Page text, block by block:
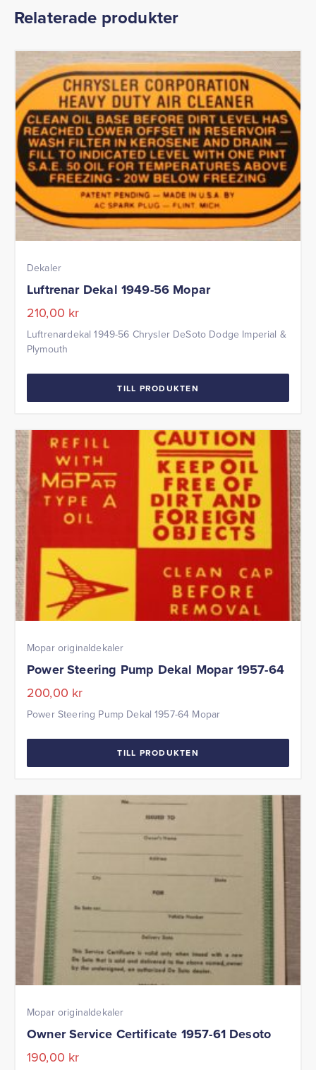
Relaterade produkter
Dekaler
Luftrenar Dekal 1949-56 Mopar
210,00 kr
Luftrenardekal 1949-56 Chrysler DeSoto Dodge Imperial &
Plymouth
TILL PRODUKTEN
Mopar originaldekaler
Power Steering Pump Dekal Mopar 1957-64
200,00 kr
Power Steering Pump Dekal 1957-64 Mopar
TILL PRODUKTEN
Mopar originaldekaler
Owner Service Certificate 1957-61 Desoto
190,00 kr